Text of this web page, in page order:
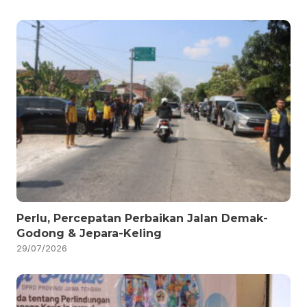
Perlu, Percepatan Perbaikan Jalan Demak-
Godong & Jepara-Keling
29/07/2026